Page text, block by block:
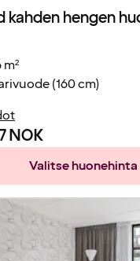
kahden hengen
m²
(160 cm)
NOK
Valitse huonehinta